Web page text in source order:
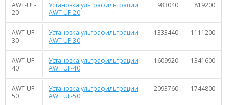
AWT-UF-
20
Установка ультрафильтрации
AWT UF-20
983040 819200
AWT-UF-
30
Установка ультрафильтрации
AWT UF-30
1333440 1111200
AWT-UF-
40
Установка ультрафильтрации
AWT UF-40
1609920 1341600
AWT-UF-
50
Установка ультрафильтрации
AWT UF-50
2093760 1744800